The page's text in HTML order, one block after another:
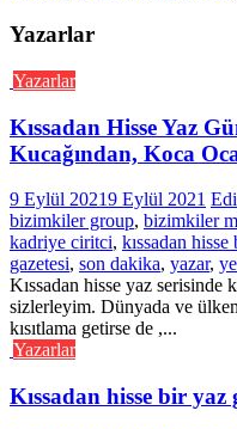
Yazarlar
Yazarlar
Kıssadan Hisse Yaz
Kucağından, Koca
9 Eylül 20219 Eylül 2021
bizimkiler group, bizimkiler
kadriye ciritci, kıssadan
gazetesi, son dakika, yazar,
Kıssadan hisse yaz serisinde
sizlerleyim. Dünyada ve
kısıtlama getirse de ,...
Yazarlar
Kıssadan hisse bir yaz